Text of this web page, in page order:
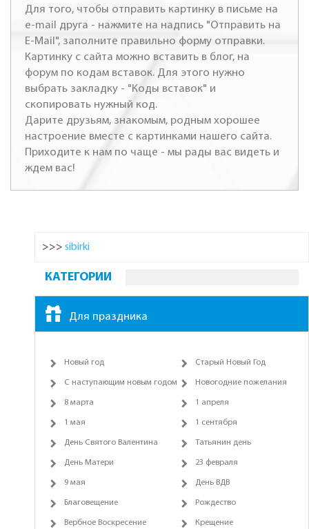
Для того, чтобы отправить картинку в письме на
e-mail друга - нажмите на надпись "Отправить на
E-Mail", заполните правильно форму отправки.
Картинку с сайта можно вставить в блог, на
форум по кодам вставок. Для этого нужно
выбрать закладку - "Коды вставок" и
скопировать нужный код.
Дарите друзьям, знакомым, родным хорошее
настроение вместе с картинками нашего сайта.
Приходите к нам по чаще - мы рады вас видеть и
ждем вас!
>>> sibirki
КАТЕГОРИИ
Для праздника
Новый год Старый Новый Год
С наступающим новым годом Новогодние пожелания
8 марта 1 апреля
1 мая 1 сентября
День Святого Валентина Татьянин день
День Матери 23 февраля
9 мая День ВДВ
Благовещение Рождество
Вербное Воскресение Крещение